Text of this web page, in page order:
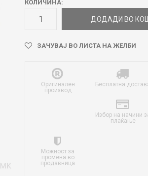
КОЛИЧИНА:
ДОДАДИ ВО
ЗАЧУВАЈ ВО ЛИСТА НА ЖЕЛБИ
Оригинален
производ
Бесплатна
Избор на начини
плаќање
Можност за
промена во
продавница